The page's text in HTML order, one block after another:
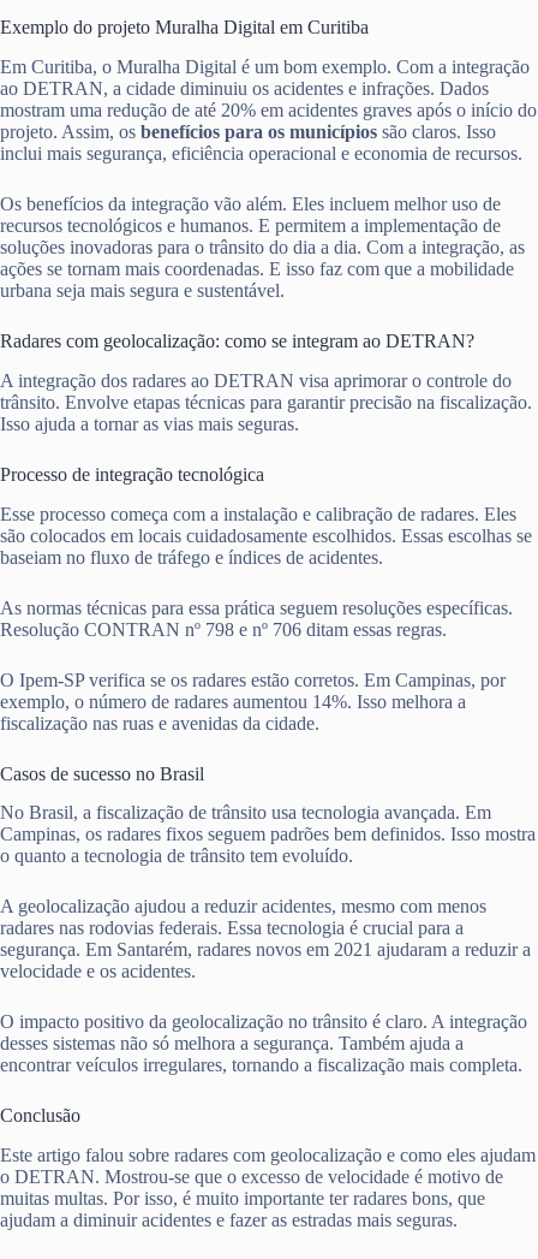
Exemplo do projeto Muralha Digital em Curitiba
Em Curitiba, o Muralha Digital é um bom exemplo. Com a integração
ao DETRAN, a cidade diminuiu os acidentes e infrações. Dados
mostram uma redução de até 20% em acidentes graves após o início do
projeto. Assim, os benefícios para os municípios são claros. Isso
inclui mais segurança, eficiência operacional e economia de recursos.
Os benefícios da integração vão além. Eles incluem melhor uso de
recursos tecnológicos e humanos. E permitem a implementação de
soluções inovadoras para o trânsito do dia a dia. Com a integração, as
ações se tornam mais coordenadas. E isso faz com que a mobilidade
urbana seja mais segura e sustentável.
Radares com geolocalização: como se integram ao DETRAN?
A integração dos radares ao DETRAN visa aprimorar o controle do
trânsito. Envolve etapas técnicas para garantir precisão na fiscalização.
Isso ajuda a tornar as vias mais seguras.
Processo de integração tecnológica
Esse processo começa com a instalação e calibração de radares. Eles
são colocados em locais cuidadosamente escolhidos. Essas escolhas se
baseiam no fluxo de tráfego e índices de acidentes.
As normas técnicas para essa prática seguem resoluções específicas.
Resolução CONTRAN nº 798 e nº 706 ditam essas regras.
O Ipem-SP verifica se os radares estão corretos. Em Campinas, por
exemplo, o número de radares aumentou 14%. Isso melhora a
fiscalização nas ruas e avenidas da cidade.
Casos de sucesso no Brasil
No Brasil, a fiscalização de trânsito usa tecnologia avançada. Em
Campinas, os radares fixos seguem padrões bem definidos. Isso mostra
o quanto a tecnologia de trânsito tem evoluído.
A geolocalização ajudou a reduzir acidentes, mesmo com menos
radares nas rodovias federais. Essa tecnologia é crucial para a
segurança. Em Santarém, radares novos em 2021 ajudaram a reduzir a
velocidade e os acidentes.
O impacto positivo da geolocalização no trânsito é claro. A integração
desses sistemas não só melhora a segurança. Também ajuda a
encontrar veículos irregulares, tornando a fiscalização mais completa.
Conclusão
Este artigo falou sobre radares com geolocalização e como eles ajudam
o DETRAN. Mostrou-se que o excesso de velocidade é motivo de
muitas multas. Por isso, é muito importante ter radares bons, que
ajudam a diminuir acidentes e fazer as estradas mais seguras.